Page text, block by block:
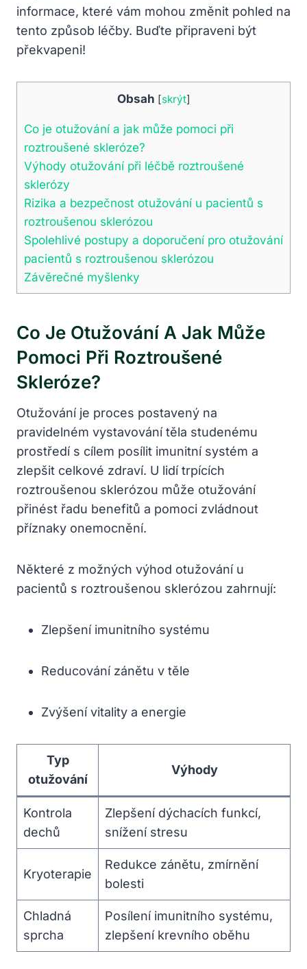
informace, které vám mohou změnit pohled na
tento způsob léčby. Buďte připraveni být
překvapeni!
Obsah [skrýt]
Co je otužování a jak může pomoci při
roztroušené skleróze?
Výhody otužování při léčbě roztroušené
sklerózy
Rizika a bezpečnost otužování u pacientů s
roztroušenou sklerózou
Spolehlivé postupy a doporučení pro otužování
pacientů s roztroušenou sklerózou
Závěrečné myšlenky
Co Je Otužování A Jak Může
Pomoci Při Roztroušené
Skleróze?
Otužování je proces postavený na
pravidelném vystavování těla studenému
prostředí s cílem posílit imunitní systém a
zlepšit celkové zdraví. U lidí trpících
roztroušenou sklerózou může otužování
přinést řadu benefitů a pomoci zvládnout
příznaky onemocnění.
Některé z možných výhod otužování u
pacientů s roztroušenou sklerózou zahrnují:
Zlepšení imunitního systému
Reducování zánětu v těle
Zvýšení vitality a energie
Typ
otužování
Výhody
Kontrola
dechů
Zlepšení dýchacích funkcí,
snížení stresu
Kryoterapie
Redukce zánětu, zmírnění
bolesti
Chladná
sprcha
Posílení imunitního systému,
zlepšení krevního oběhu